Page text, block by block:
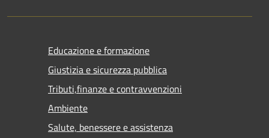
Educazione e formazione
Giustizia e sicurezza pubblica
Tributi,finanze e contravvenzioni
Ambiente
Salute, benessere e assistenza